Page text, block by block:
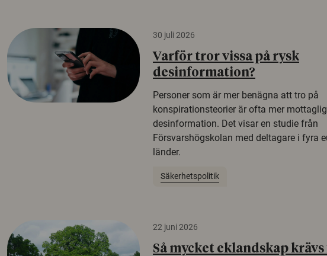
30 juli 2026
Varför tror vissa på rysk
desinformation?
Personer som är mer benägna att tro på
konspirationsteorier är ofta mer
desinformation. Det visar en studie från
Försvarshögskolan med deltagare i fyra
länder.
Säkerhetspolitik
22 juni 2026
Så mycket eklandskap